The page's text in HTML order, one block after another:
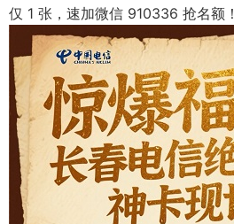
仅 1 张，速加微信 910336 抢名额！